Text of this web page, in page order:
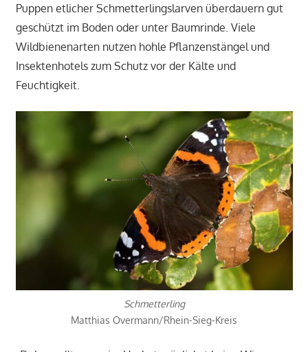
Puppen etlicher Schmetterlingslarven überdauern gut
geschützt im Boden oder unter Baumrinde. Viele
Wildbienenarten nutzen hohle Pflanzenstängel und
Insektenhotels zum Schutz vor der Kälte und
Feuchtigkeit.
Schmetterling
Matthias Overmann/Rhein-Sieg-Kreis